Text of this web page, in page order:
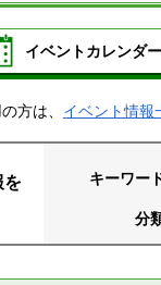
イベントカレンダ
方は、 イベント情報
を
キーワー
分